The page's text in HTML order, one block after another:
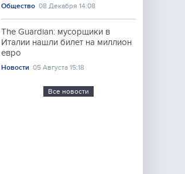
Общество 08 Декабря 14:08
The Guardian: мусорщики в
Италии нашли билет на миллион
евро
Новости 05 Августа 15:18
Все новости